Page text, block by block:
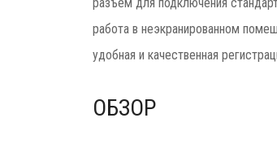
работа в неэкранированном
удобная и качественная
ОБЗОР